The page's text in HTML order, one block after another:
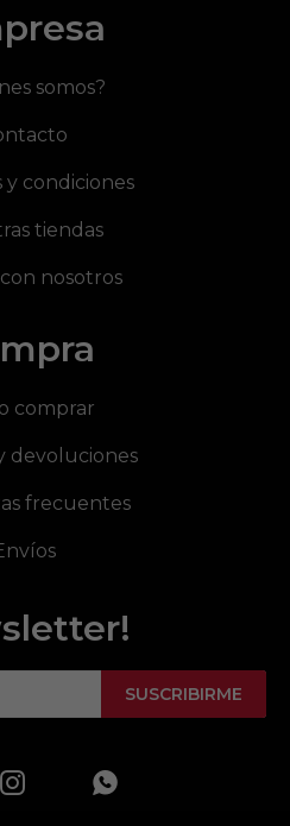
somos?
y condiciones
tiendas
nosotros
comprar
devoluciones
frecuentes
SUSCRIBIRME
 